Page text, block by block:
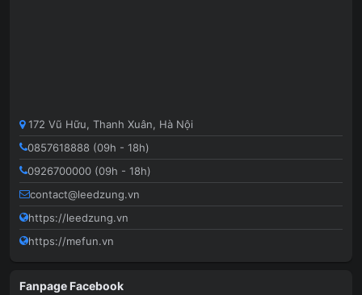
172 Vũ Hữu, Thanh Xuân, Hà Nội
0857618888 (09h - 18h)
0926700000 (09h - 18h)
contact@leedzung.vn
https://leedzung.vn
https://mefun.vn
Fanpage Facebook